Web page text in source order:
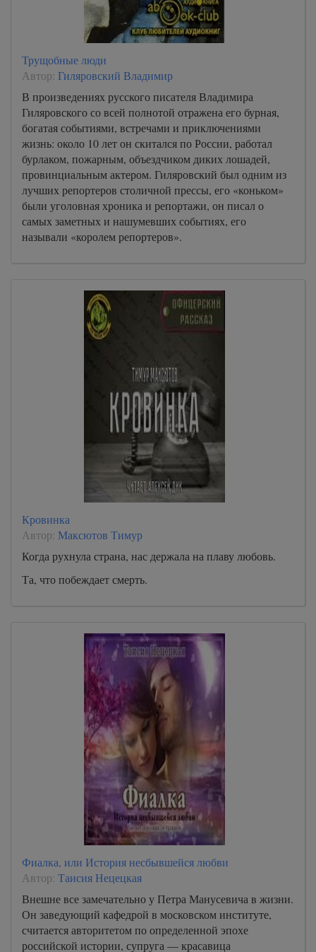
Трущобные люди
Автор: Гиляровский Владимир
В произведениях русского писателя Владимира
Гиляровского со всей полнотой отражена его бурная,
богатая событиями, встречами и приключениями
жизнь: около 10 лет он скитался по России, работал
бурлаком, пожарным, объездчиком диких лошадей,
провинциальным актером. Гиляровский был одним из
лучших репортеров столичной прессы, его «коньком»
были уголовная хроника и репортажи, он писал о
самых заметных и нашумевших событиях, его
называли «королем репортеров».
Кровинка
Автор: Максютов Тимур
Когда рухнула страна, нас держала на плаву любовь.
Та, что побеждает смерть.
Фиалка, или История несбывшейся любви
Автор: Таисия Нецецкая
Внешне все замечательно у Петра Манусевича в жизни.
Он заведующий кафедрой в московском институте,
считается авторитетом по определенной эпохе
российской истории, супруга — красавица